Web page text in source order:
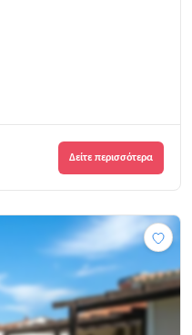
Δείτε περισσότερα